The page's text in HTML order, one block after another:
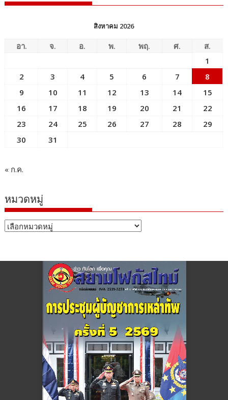
สิงหาคม 2026
อา. จ. อ. พ. พฤ. ศ.
ส.
1
2
3 4 5 6 7
8
9
10 11 12 13 14
15
16
17 18 19 20 21
22
23
24 25 26 27 28
29
30
31
« ก.ค.
หมวดหมู่
หมวด